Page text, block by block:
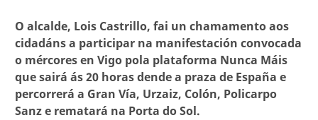
O alcalde, Lois Castrillo, fai un chamamento aos
cidadáns a participar na manifestación convocada
o mércores en Vigo pola plataforma Nunca Máis
que sairá ás 20 horas dende a praza de España e
percorrerá a Gran Vía, Urzaiz, Colón, Policarpo
Sanz e rematará na Porta do Sol.